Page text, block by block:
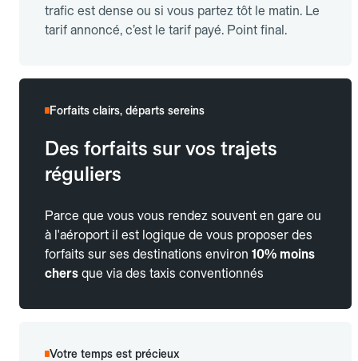
trafic est dense ou si vous partez tôt le matin. Le
tarif annoncé, c’est le tarif payé. Point final.
Forfaits clairs, départs sereins
Des forfaits sur vos trajets
réguliers
Parce que vous vous rendez souvent en gare ou
à l'aéroport il est logique de vous proposer des
forfaits sur ses destinations environ 10% moins
chers que via des taxis conventionnés
Votre temps est précieux